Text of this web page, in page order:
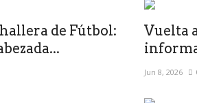
de Fútbol:
Vuelta
Jun 8, 2026